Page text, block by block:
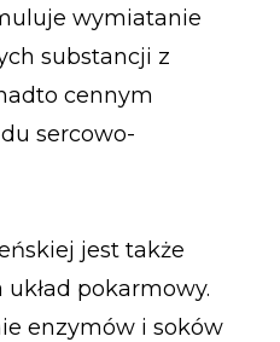
wymiatanie
substancji z
cennym
sercowo-
jest także
układ pokarmowy.
enzymów i soków